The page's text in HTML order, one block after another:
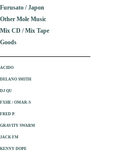
Furusato / Japon
Other Mole Music
Mix CD / Mix Tape
Goods
ACIDO
DELANO SMITH
DJ QU
FXHE / OMAR-S
FRED P.
GRAVITY SWARM
JACK FM
KENNY DOPE